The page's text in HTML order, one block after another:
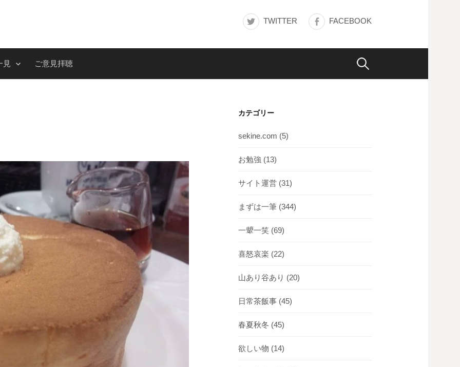
TWITTER FACEBOOK
見 ご意見拝聴 検
カテゴリー
sekine.com (5)
お勉強 (13)
サイト運営 (31)
まずは一筆 (344)
一顰一笑 (69)
喜怒哀楽 (22)
山あり谷あり (20)
日常茶飯事 (45)
春夏秋冬 (45)
欲しい物 (14)